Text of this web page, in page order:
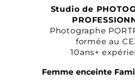
Studio de
Photographe
formée au
10ans+
Femme enceinte